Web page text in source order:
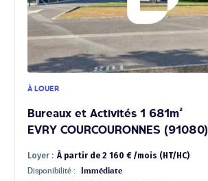
À LOUER
Bureaux et Activités 1 681m²
EVRY COURCOURONNES (91080)
Loyer : À partir de 2 160 € /mois (HT/HC)
Disponibilité :
Immédiate